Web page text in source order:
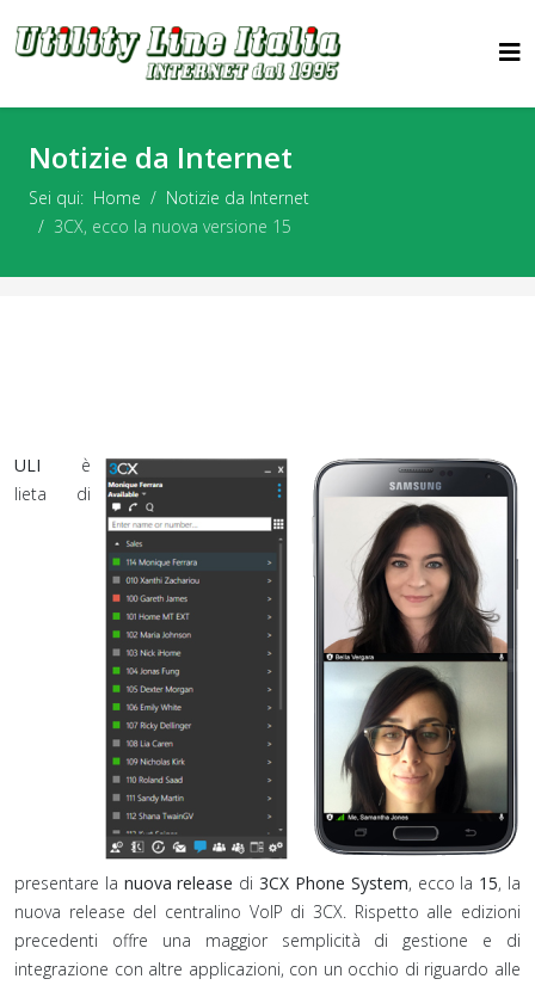
Notizie da Internet
Sei qui: Home
Notizie da Internet
3CX, ecco la nuova versione 15
ULI è
lieta di
presentare la nuova release di 3CX Phone System, ecco la 15, la
nuova release del centralino VoIP di 3CX. Rispetto alle edizioni
precedenti offre una maggior semplicità di gestione e di
integrazione con altre applicazioni, con un occhio di riguardo alle